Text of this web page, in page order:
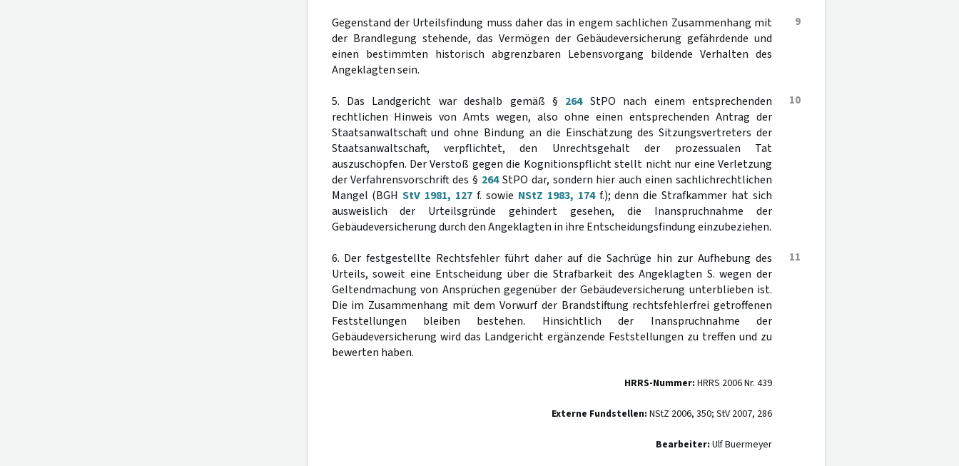
9
Gegenstand der Urteilsfindung muss daher das in engem sachlichen Zusammenhang mit
der Brandlegung stehende, das Vermögen der Gebäudeversicherung gefährdende und
einen bestimmten historisch abgrenzbaren Lebensvorgang bildende Verhalten des
Angeklagten sein.
10
5. Das Landgericht war deshalb gemäß § 264StPO nach einem entsprechenden
rechtlichen Hinweis von Amts wegen, also ohne einen entsprechenden Antrag der
Staatsanwaltschaft und ohne Bindung an die Einschätzung des Sitzungsvertreters der
Staatsanwaltschaft, verpflichtet, den Unrechtsgehalt der prozessualen Tat
auszuschöpfen. Der Verstoß gegen die Kognitionspflicht stellt nicht nur eine Verletzung
der Verfahrensvorschrift des § 264StPO dar, sondern hier auch einen sachlichrechtlichen
Mangel (BGHStV 1981, 127 f. sowie NStZ 1983, 174f.); denn die Strafkammer hat sich
ausweislich der Urteilsgründe gehindert gesehen, die Inanspruchnahme der
Gebäudeversicherung durch den Angeklagten in ihre Entscheidungsfindung einzubeziehen.
11
6. Der festgestellte Rechtsfehler führt daher auf die Sachrüge hin zur Aufhebung des
Urteils, soweit eine Entscheidung über die Strafbarkeit des Angeklagten S. wegen der
Geltendmachung von Ansprüchen gegenüber der Gebäudeversicherung unterblieben ist.
Die im Zusammenhang mit dem Vorwurf der Brandstiftung rechtsfehlerfrei getroffenen
Feststellungen bleiben bestehen. Hinsichtlich der Inanspruchnahme der
Gebäudeversicherung wird das Landgericht ergänzende Feststellungen zu treffen und zu
bewerten haben.
HRRS-Nummer: HRRS 2006 Nr. 439
Externe Fundstellen: NStZ 2006, 350; StV 2007, 286
Bearbeiter: Ulf Buermeyer